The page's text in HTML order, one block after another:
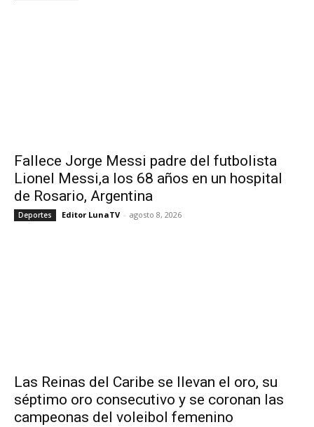
Fallece Jorge Messi padre del futbolista
Lionel Messi,a los 68 años en un hospital
de Rosario, Argentina
Deportes Editor LunaTV - agosto 8, 2026
Las Reinas del Caribe se llevan el oro, su
séptimo oro consecutivo y se coronan las
campeonas del voleibol femenino